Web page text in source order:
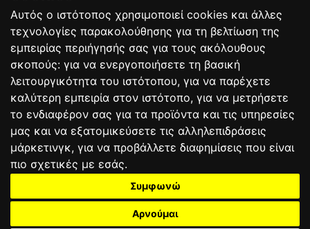
Αυτός ο ιστότοπος χρησιμοποιεί cookies και άλλες
τεχνολογίες παρακολούθησης για τη βελτίωση της
εμπειρίας περιήγησής σας για τους ακόλουθους
σκοπούς: για να ενεργοποιήσετε τη βασική
λειτουργικότητα του ιστότοπου, για να παρέχετε
καλύτερη εμπειρία στον ιστότοπο, για να μετρήσετε
το ενδιαφέρον σας για τα προϊόντα και τις υπηρεσίες
μας και να εξατομικεύσετε τις αλληλεπιδράσεις
μάρκετινγκ, για να προβάλλετε διαφημίσεις που είναι
πιο σχετικές με εσάς.
Συμφωνώ
Αρνούμαι
Bαθμολογία
ΟΡΟΙ ΧΡΗΣΗΣΠΟΛΙΤΙΚΗ ΠΡΟΣΤΑΣΙΑΣ
ΑΓΩΝΕΣΑΠΟΤΕΛΕΣΜΑΤΑΑΓΟΡΑ